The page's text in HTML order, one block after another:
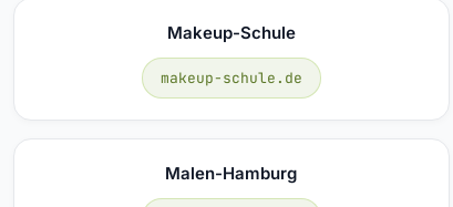
Makeup-Schule
makeup-schule.de
Malen-Hamburg